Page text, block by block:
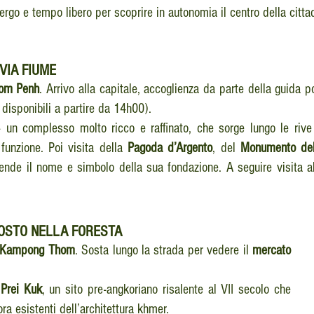
e tempo libero per scoprire in autonomia il centro della
FIUME
Penh. Arrivo alla capitale, accoglienza da parte della guida
a partire da 14h00).
un complesso molto ricco e raffinato, che sorge lungo le
Poi visita della Pagoda d’Argento, del
Monumento
il nome e simbolo della sua fondazione. A seguire visita
NELLA FORESTA
Kampong Thom. Sosta lungo la strada per vedere il mercato
Kuk, un sito pre-angkoriano risalente al VII secolo che
esistenti dell’architettura khmer.